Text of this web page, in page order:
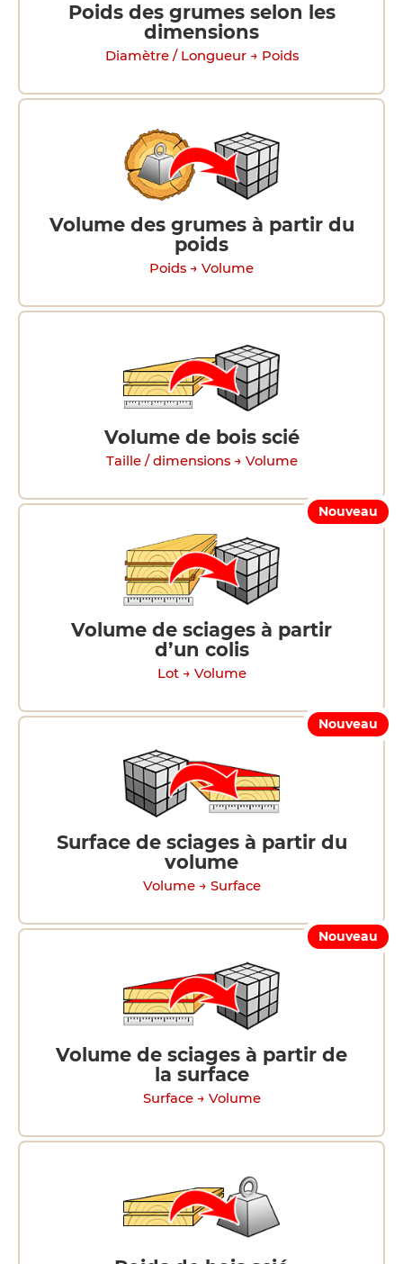
Poids des grumes selon les
dimensions
Diamètre / Longueur → Poids
Volume des grumes à partir du
poids
Poids → Volume
Volume de bois scié
Taille / dimensions → Volume
Nouveau
Volume de sciages à partir
d’un colis
Lot → Volume
Nouveau
Surface de sciages à partir du
volume
Volume → Surface
Nouveau
Volume de sciages à partir de
la surface
Surface → Volume